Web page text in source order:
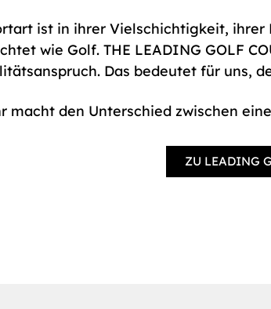
ist in ihrer Vielschichtigkeit,
wie Golf. THE LEADING GOLF
Das bedeutet für uns,
macht den Unterschied zwischen
ZU LEADING